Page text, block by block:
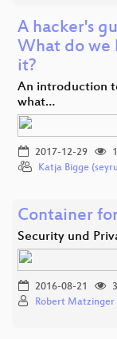
A hacker's
What do we
it?
An introduction
what…
2017-12-29
Katja Bigge
Container
Security und
2016-08-21
Robert Matzinger